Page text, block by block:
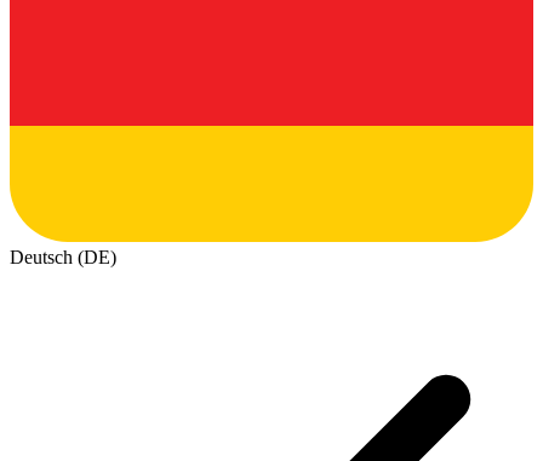
Deutsch (DE)